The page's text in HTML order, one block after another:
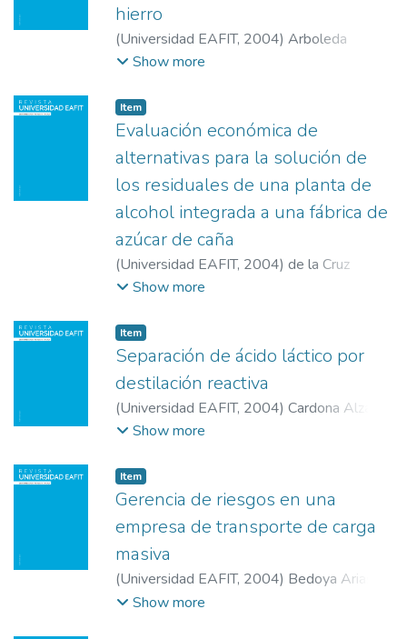
hierro
(Universidad EAFIT, 2004) Arboleda
Monsalve, John Jairo
Universidad de Antioquia
Show more
Item
Evaluación económica de
alternativas para la solución de
los residuales de una planta de
alcohol integrada a una fábrica de
azúcar de caña
(Universidad EAFIT, 2004) de la Cruz
Soriano, Raquel
de Energía y Procesos Industriales
de Innovación Tecnológica
Show more
Item
Separación de ácido láctico por
destilación reactiva
(Universidad EAFIT, 2004) Cardona Alzate,
Carlos Ariel;López Giraldo, Luis Javier
Nacional de Colombia
Show more
Item
Gerencia de riesgos en una
empresa de transporte de carga
masiva
(Universidad EAFIT, 2004) Bedoya Arias,
Diana María;Villalba Salazar, Natalia
Show more